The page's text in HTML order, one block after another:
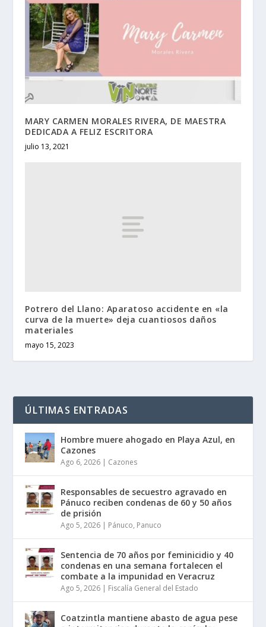
MARY CARMEN MORALES RIVERA, DE MAESTRA
DEDICADA A FELIZ ESCRITORA
julio 13, 2021
Potrero del Llano: Aparatoso accidente en «la
curva de la muerte» deja cuantiosos daños
materiales
mayo 15, 2023
ÚLTIMAS ENTRADAS
Hombre muere ahogado en Playa Azul, en
Cazones
Ago 6, 2026 | Cazones
Responsables de secuestro agravado en
Pánuco reciben condenas de 60 y 50 años
de prisión
Ago 5, 2026 | Pánuco, Panuco
Sentencia de 70 años por feminicidio y 40
condenas en una semana fortalecen el
combate a la impunidad en Veracruz
Ago 5, 2026 | Fiscalía General del Estado
Coatzintla mantiene abasto de agua pese